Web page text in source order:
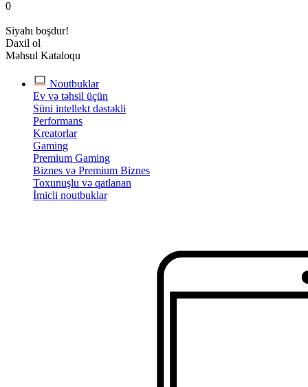
0
Siyahı boşdur!
Daxil ol
Məhsul Kataloqu
Noutbuklar
Ev və təhsil üçün
Süni intellekt dəstəkli
Performans
Kreatorlar
Gaming
Premium Gaming
Biznes və Premium Biznes
Toxunuşlu və qatlanan
İmicli noutbuklar